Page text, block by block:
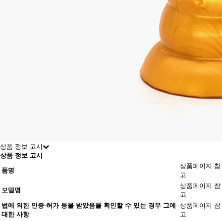
상품 정보 고시
상품 정보 고시
품명
상품페이지 참
고
모델명
상품페이지 참
고
법에 의한 인증·허가 등을 받았음을 확인할 수 있는 경우 그에
대한 사항
상품페이지 참
고